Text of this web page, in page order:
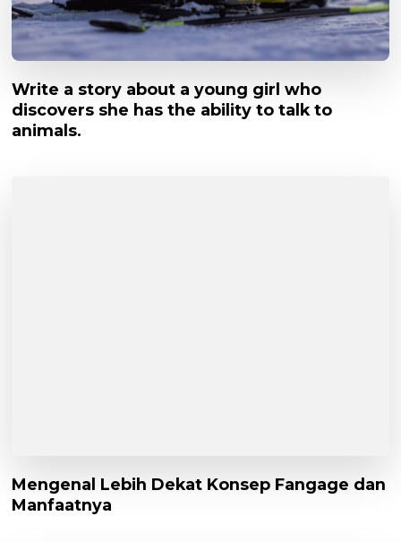
Write a story about a young girl who
discovers she has the ability to talk to
animals.
Mengenal Lebih Dekat Konsep Fangage dan
Manfaatnya